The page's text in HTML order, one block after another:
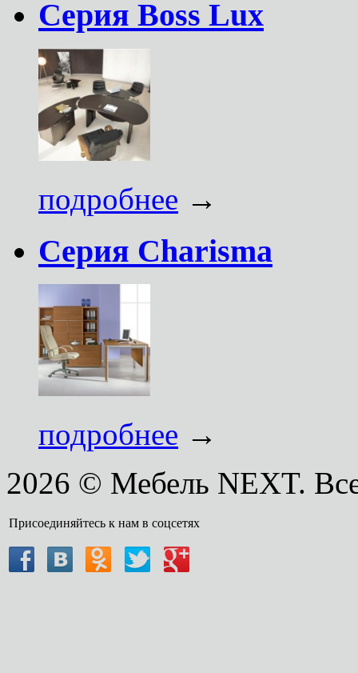
Серия Boss Lux
подробнее →
Серия Charisma
подробнее →
2026 © Мебель NEXT.
Присоединяйтесь к нам в соцсетях